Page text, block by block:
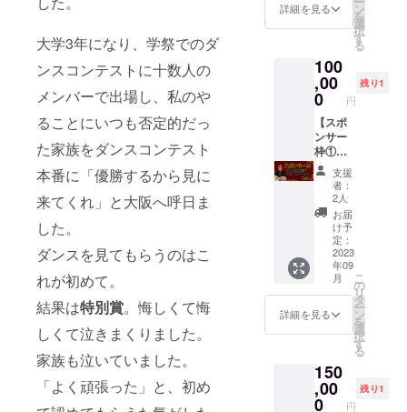
大学3年になり、学祭でのダ
ンスコンテストに十数人の
メンバーで出場し、私のや
ることにいつも否定的だっ
た家族をダンスコンテスト
本番に「優勝するから見に
来てくれ」と大阪へ呼日ま
した。
ダンスを見てもらうのはこ
れが初めて。
結果は特別賞。悔しくて悔
しくて泣きまくりました。
家族も泣いていました。
「よく頑張った」と、初め
ツール
Window
s / Mac
/ iOS /
Android
・
受講者
様はご
自宅、
もくは
ご自身
でスタ
ジオを
借りて
ご参加
くださ
い。
（オフ
・
実施場
所 都
AVENG
Chiharu
1種ずつ
【Tシャ
ツサイ
ズ】 XL
のみ
【カ
ラー】
・Tシャ
ツ 白
か黒 ・
ラバー
バン
ド ピ
ンク ※
イラス
トなど
は現在
監修中
と黒ど
ちらか1
種お選
ます！
収録秒
数：15
の台詞
提供方
法：視
聴デー
タを
メール
で送信
※備考欄
に呼ん
で欲し
いお名
前と台
詞をご
記入く
ださい
ませ。
不適
切とこ
ちらで
判断し
前・台
詞は、
修正ま
詳細を見る ン
を
選
択
す
る
100
,00
0 円
残り1
【スポ
ンサー
枠①】
本プロ
ジェク
トのス
ポン
サー様
枠とな
りま
す。 ・
専用の
お礼動
画（動
画は
メール
送りい
たしま
す） ・
支援
者：
2人
お届
け予
定：
2023
年09
月
詳細を見る
こ
の
リ
タ
ー
ン
を
選
択
す
る
150
,00
0 円
残り1